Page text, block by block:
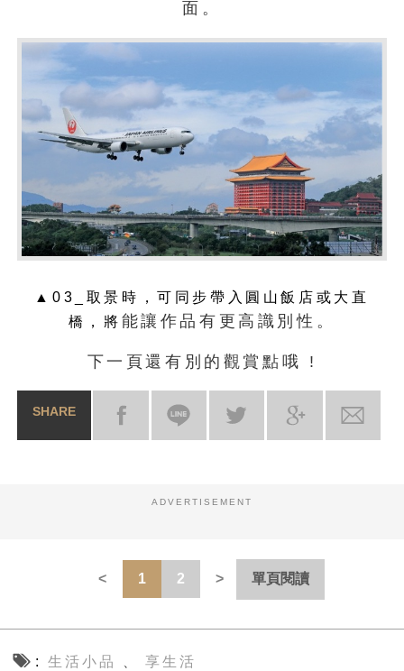
面。
▲03_取景時，可同步帶入圓山飯店或大直
橋，將 能讓作品有更高識別性。
下一頁還有別的觀賞點哦 !
SHARE
ADVERTISEMENT
1 2 單頁閱讀
生活小品 、 享生活